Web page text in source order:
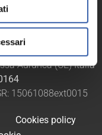
Aurunca (CE) Italia
15061088ext0015
Cookies policy